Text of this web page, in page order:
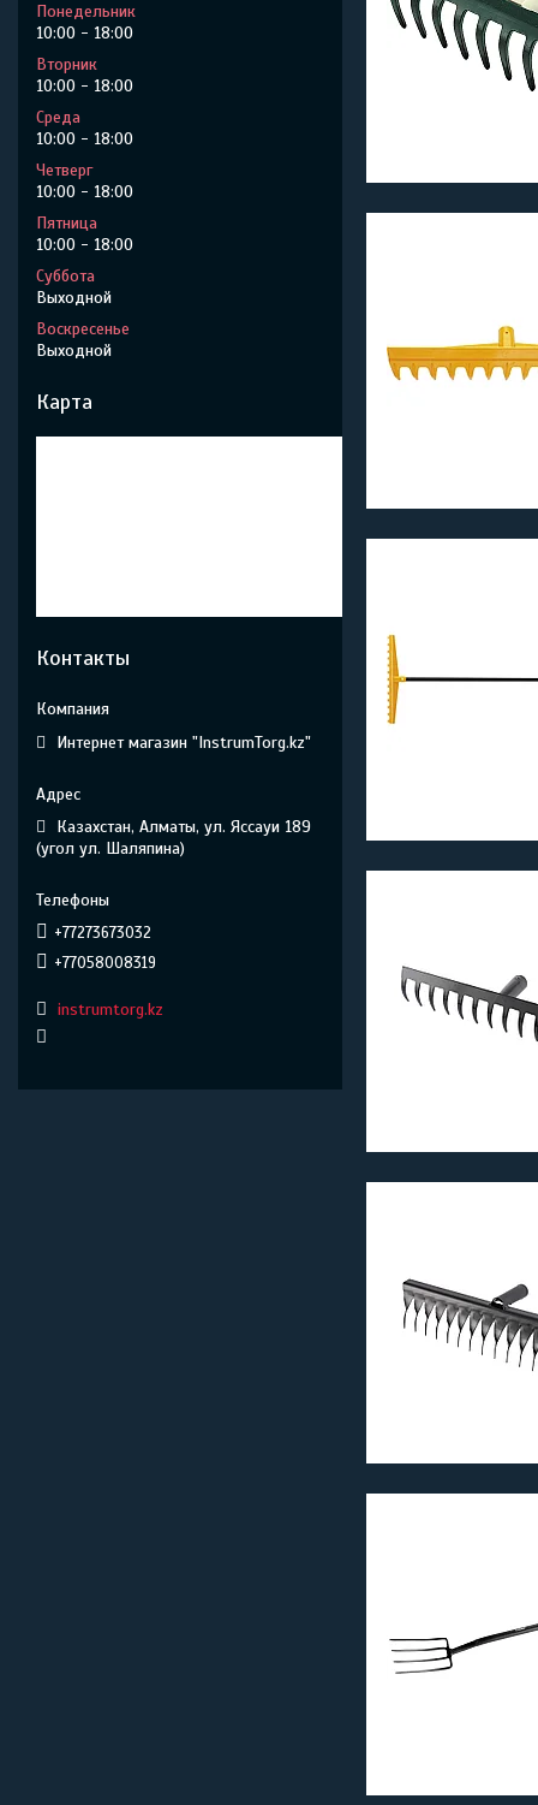
Понедельник
10:00
18:00
Вторник
10:00
18:00
Среда
10:00
18:00
Четверг
10:00
18:00
Пятница
10:00
18:00
Суббота
Выходной
Воскресенье
Выходной
Карта
Контакты
Интернет магазин "InstrumTorg.kz"
Казахстан Алматы ул. Яссауи 189
(угол ул. Шаляпина)
+77273673032
+77058008319
instrumtorg.kz